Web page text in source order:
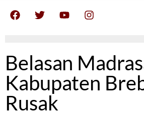
Belasan
Kabupaten
Rusak